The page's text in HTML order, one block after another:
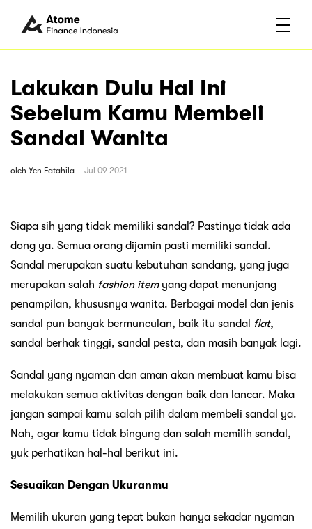
Lakukan Dulu Hal Ini
Sebelum Kamu Membeli
Sandal Wanita
oleh Yen Fatahila Jul 09 2021
Siapa sih yang tidak memiliki sandal? Pastinya tidak ada
dong ya. Semua orang dijamin pasti memiliki sandal.
Sandal merupakan suatu kebutuhan sandang, yang juga
merupakan salah fashion itemyang dapat menunjang
penampilan, khususnya wanita. Berbagai model dan jenis
sandal pun banyak bermunculan, baik itu sandal flat,
sandal berhak tinggi, sandal pesta, dan masih banyak lagi.
Sandal yang nyaman dan aman akan membuat kamu bisa
melakukan semua aktivitas dengan baik dan lancar. Maka
jangan sampai kamu salah pilih dalam membeli sandal ya.
Nah, agar kamu tidak bingung dan salah memilih sandal,
yuk perhatikan hal-hal berikut ini.
Sesuaikan Dengan Ukuranmu
Memilih ukuran yang tepat bukan hanya sekadar nyaman